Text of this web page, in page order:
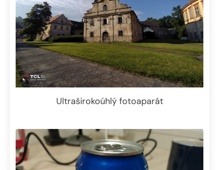
Ultraširokoúhlý fotoaparát